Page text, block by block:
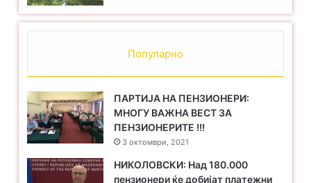
Популарно
ПАРТИЈА НА ПЕНЗИОНЕРИ:
МНОГУ ВАЖНА ВЕСТ ЗА
ПЕНЗИОНЕРИТЕ !!!
3 октомври, 2021
НИКОЛОВСКИ: Над 180.000
пензионери ќе добијат платежни